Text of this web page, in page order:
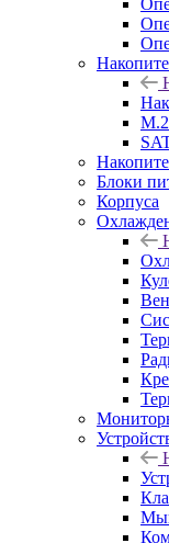
M.2
Блоки
Корпуса